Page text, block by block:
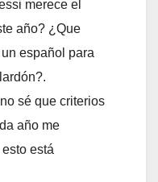
merece el
año? ¿Que
español para
sé que criterios
año me
está